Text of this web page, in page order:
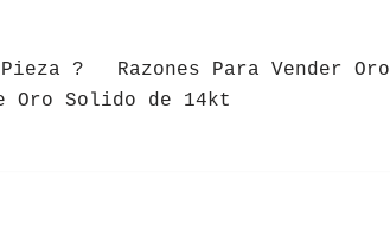
? Razones Para Vender Oro
Oro Solido de 14kt